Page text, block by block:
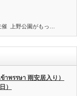
催 上野公園がもっ…
าพรรษา 雨安居入り）
）